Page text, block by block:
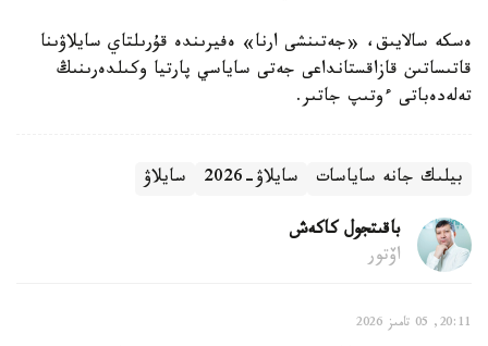
ەسكە سالايىق، «جەتىنشى ارنا» ەفيرىندە قۇرىلتاي سايلاۋىنا
قاتىساتىن قازاقستانداعى جەتى ساياسي پارتيا وكىلدەرىنىڭ
تەلەدەباتى ءوتىپ جاتىر.
بيلىك جانە ساياسات سايلاۋ-2026 سايلاۋ
باقىتجول كاكەش
اۆتور
20:11, 05 تامىز 2026